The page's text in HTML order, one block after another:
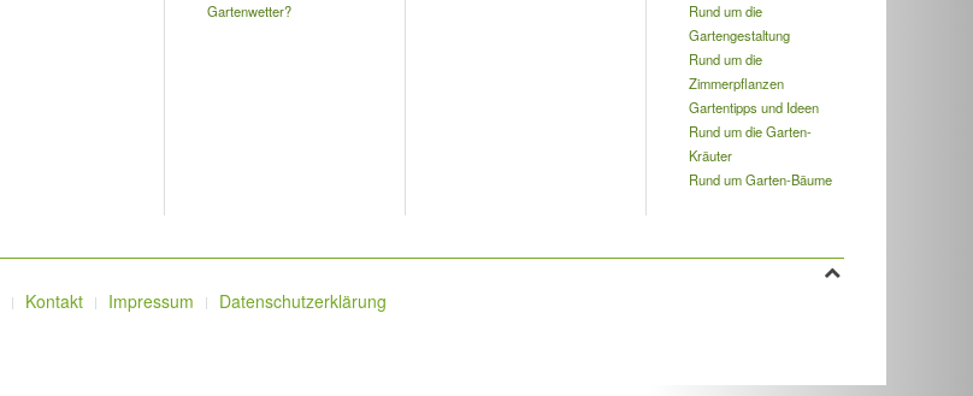
Gartenwetter?
Rund um die
Gartengestaltung
Rund um die
Zimmerpflanzen
Gartentipps und Ideen
Rund um die Garten-
Kräuter
Rund um Garten-Bäume
Kontakt Impressum Datenschutzerklärung